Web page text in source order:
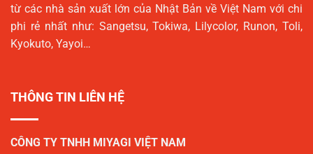
từ các nhà sản xuất lớn của Nhật Bản về Việt Nam với chi
phi rẻ nhất như: Sangetsu, Tokiwa, Lilycolor, Runon, Toli,
Kyokuto, Yayoi…
THÔNG TIN LIÊN HỆ
CÔNG TY TNHH MIYAGI VIỆT NAM